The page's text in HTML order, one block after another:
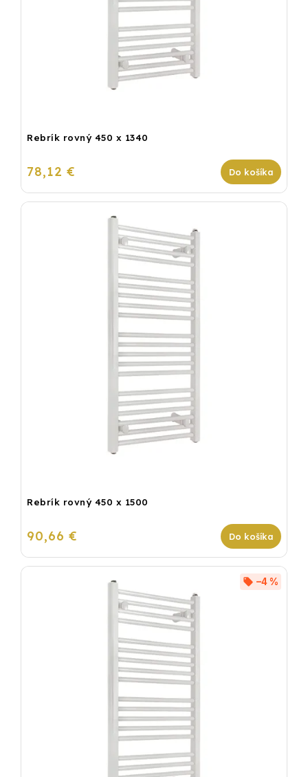
Rebrík rovný 450 x 1340
78,12 € Do košíka
Rebrík rovný 450 x 1500
90,66 € Do košíka
–4 %